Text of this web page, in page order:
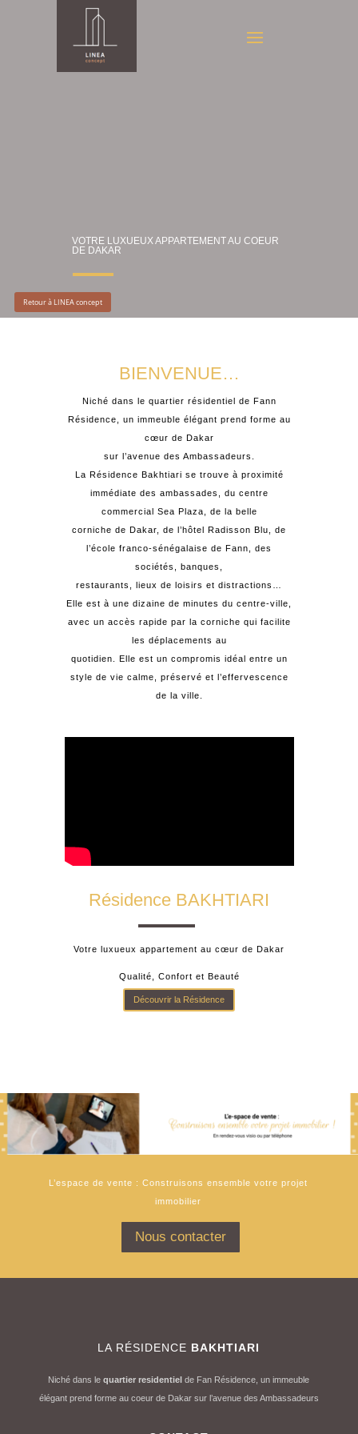
VOTRE LUXUEUX APPARTEMENT AU COEUR
DE DAKAR
Retour à LINEA concept
BIENVENUE…
Niché dans le quartier résidentiel de Fann
Résidence, un immeuble élégant prend forme au
cœur de Dakar
sur l’avenue des Ambassadeurs.
La Résidence Bakhtiari se trouve à proximité
immédiate des ambassades, du centre
commercial Sea Plaza, de la belle
corniche de Dakar, de l’hôtel Radisson Blu, de
l’école franco-sénégalaise de Fann, des
sociétés, banques,
restaurants, lieux de loisirs et distractions…
Elle est à une dizaine de minutes du centre-ville,
avec un accès rapide par la corniche qui facilite
les déplacements au
quotidien. Elle est un compromis idéal entre un
style de vie calme, préservé et l’effervescence
de la ville.
Résidence BAKHTIARI
Votre luxueux appartement au cœur de Dakar
Qualité, Confort et Beauté
Découvrir la Résidence
L’espace de vente : Construisons ensemble votre projet
immobilier
Nous contacter
LA RÉSIDENCE BAKHTIARI
Niché dans le quartier residentiel de Fan Résidence, un immeuble
élégant prend forme au coeur de Dakar sur l’avenue des Ambassadeurs